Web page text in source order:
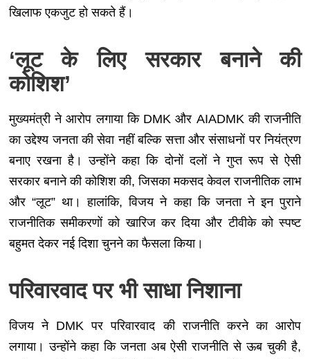
खिलाफ एकजुट हो सकते हैं।
‘लूट के लिए सरकार बनाने की
कोशिश’
मुख्यमंत्री ने आरोप लगाया कि DMK और AIADMK की राजनीति
का उद्देश्य जनता की सेवा नहीं बल्कि सत्ता और संसाधनों पर नियंत्रण
बनाए रखना है। उन्होंने कहा कि दोनों दलों ने गुप्त रूप से ऐसी
सरकार बनाने की कोशिश की, जिसका मकसद केवल राजनीतिक लाभ
और “लूट” था। हालांकि, विजय ने कहा कि जनता ने इन पुराने
राजनीतिक समीकरणों को खारिज कर दिया और टीवीके को स्पष्ट
बहुमत देकर नई दिशा चुनने का फैसला किया।
परिवारवाद पर भी साधा निशाना
विजय ने DMK पर परिवारवाद की राजनीति करने का आरोप
लगाया। उन्होंने कहा कि जनता अब ऐसी राजनीति से ऊब चुकी है,